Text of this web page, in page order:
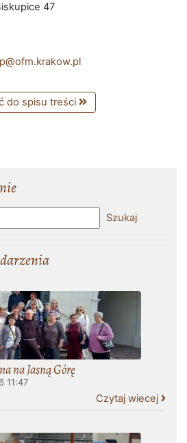
47
do spisu treści
na Jasną Górę
11:47
Czytaj wiecej